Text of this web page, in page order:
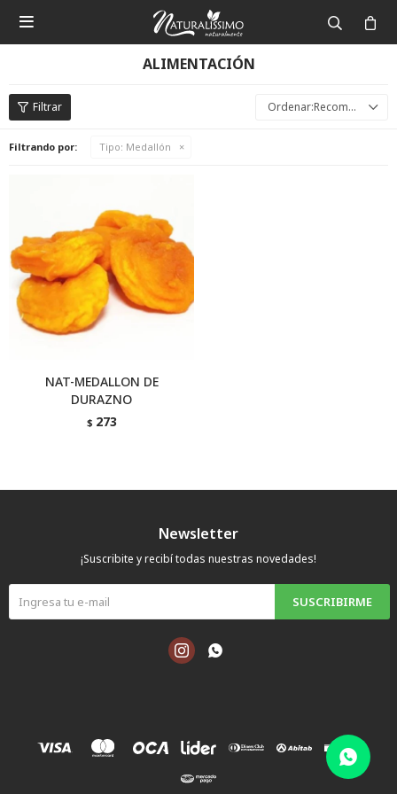

ALIMENTACIÓN
Recomendados
Filtrando por: Tipo: Medallón
NAT-MEDALLON DE
DURAZNO
$ 273
Newsletter
¡Suscribite y recibí todas nuestras novedades!
SUSCRIBIRME
 